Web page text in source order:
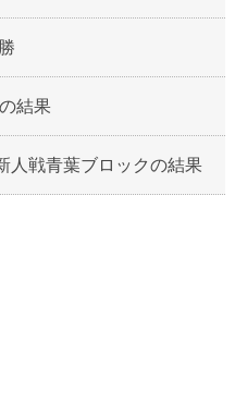
結果
戦青葉ブロックの結果